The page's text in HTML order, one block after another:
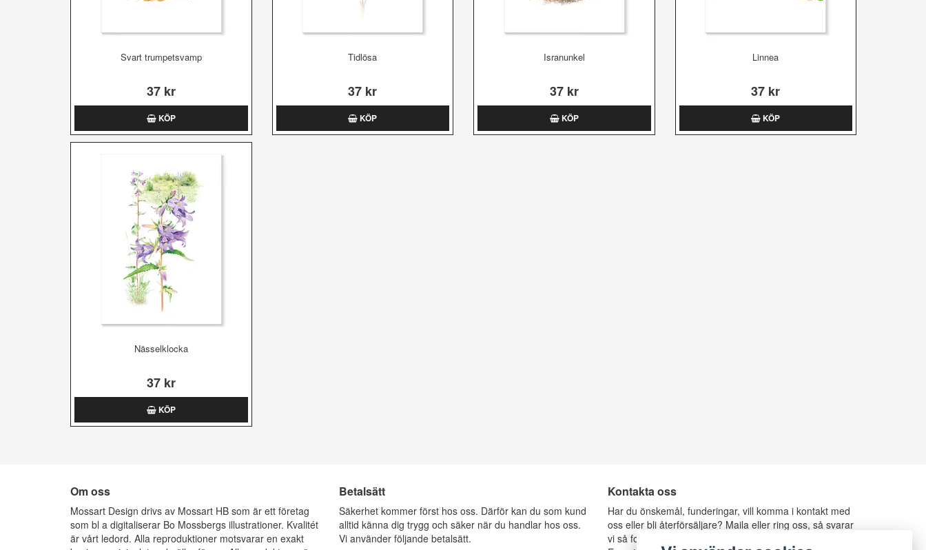
Svart trumpetsvamp
37 kr
KÖP
Tidlösa
37 kr
KÖP
Isranunkel
37 kr
KÖP
Linnea
37 kr
KÖP
Nässelklocka
37 kr
KÖP
Om oss
Mossart Design drivs av Mossart HB som är ett företag
som bl a digitaliserar Bo Mossbergs illustrationer. Kvalitét
är vårt ledord. Alla reproduktioner motsvarar en exakt
Betalsätt
Säkerhet kommer först hos oss. Därför kan du som kund
alltid känna dig trygg och säker när du handlar hos oss.
Vi använder följande betalsätt.
Kontakta oss
Har du önskemål, funderingar, vill komma i kontakt med
oss eller bli återförsäljare? Maila eller ring oss, så svarar
vi så fort vi kan.